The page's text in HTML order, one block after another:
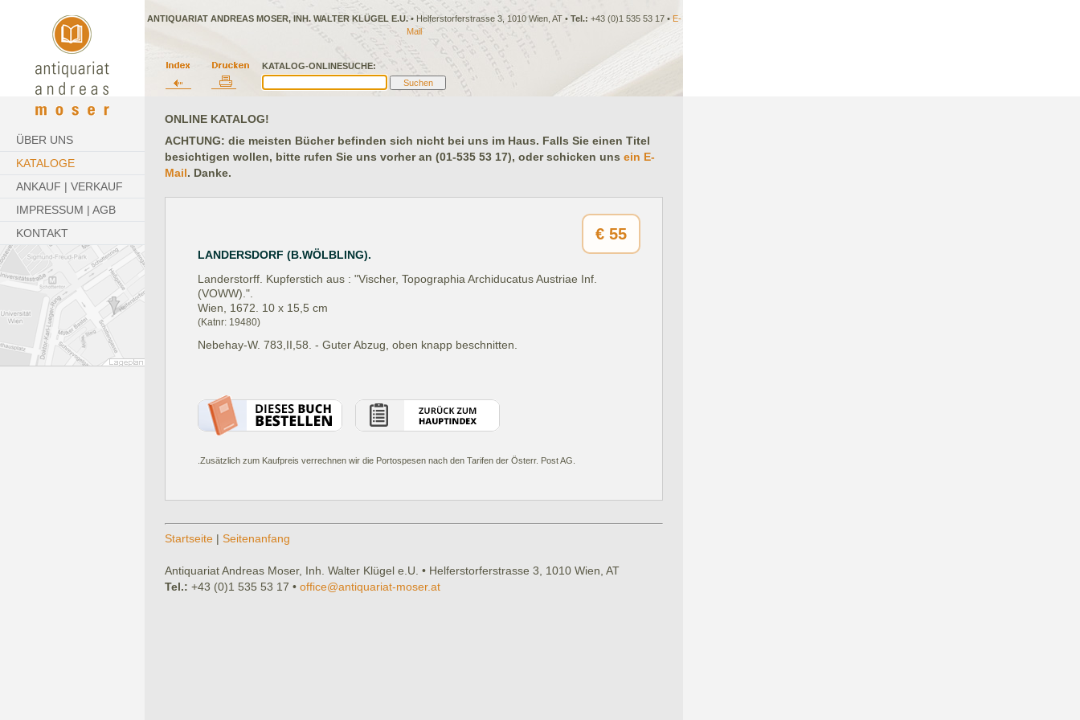
KATALOG-ONLINESUCHE:
ANTIQUARIAT ANDREAS MOSER, INH. WALTER KLÜGEL E.U.• Helferstorferstrasse 3, 1010 Wien, AT • Tel.: +43 (0)1 535 53 17 •E-
Mail
ÜBER UNS
KATALOGE
ANKAUF | VERKAUF
IMPRESSUM | AGB
KONTAKT
ONLINE KATALOG!
ACHTUNG: die meisten Bücher befinden sich nicht bei uns im Haus. Falls Sie einen Titel
besichtigen wollen, bitte rufen Sie uns vorher an (01-535 53 17), oder schicken uns ein E-
Mail. Danke.
€ 55
LANDERSDORF (B.WÖLBLING).
Landerstorff. Kupferstich aus : "Vischer, Topographia Archiducatus Austriae Inf.
(VOWW).".
Wien, 1672.
10 x 15,5 cm
(Katnr: 19480)
Nebehay-W. 783,II,58. - Guter Abzug, oben knapp beschnitten.
.Zusätzlich zum Kaufpreis verrechnen wir die Portospesen nach den Tarifen der Österr. Post AG.
Startseite | Seitenanfang
Antiquariat Andreas Moser, Inh. Walter Klügel e.U. • Helferstorferstrasse 3, 1010 Wien, AT
Tel.: +43 (0)1 535 53 17 • office@antiquariat-moser.at